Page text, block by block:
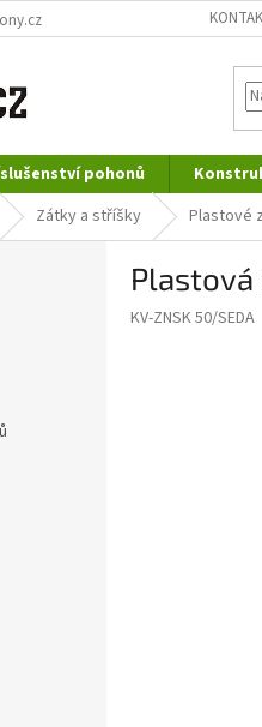
pohonů
Hutní materiál
Zátky a stříšky Plastové
KV-ZNSK 50/SEDA